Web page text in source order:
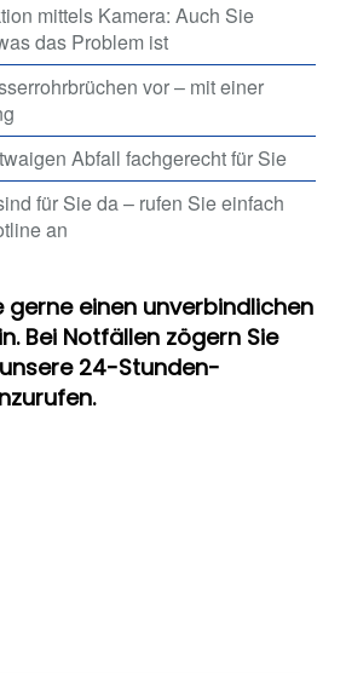
mittels Kamera: Auch Sie
das Problem ist
vor – mit einer
Abfall fachgerecht für Sie
für Sie da – rufen Sie einfach
an
gerne einen unverbindlichen
Bei Notfällen zögern Sie
24-Stunden-